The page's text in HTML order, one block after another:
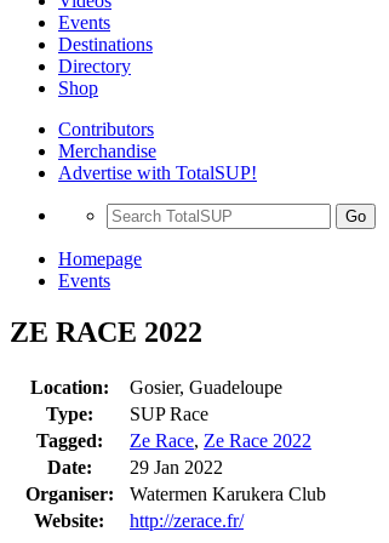
Events
Destinations
Directory
Shop
Contributors
Merchandise
Advertise with TotalSUP!
Go
Homepage
Events
ZE RACE 2022
Location:
Gosier, Guadeloupe
Type:
SUP Race
Tagged:
Ze Race, Ze Race 2022
Date:
29 Jan 2022
Organiser:
Watermen Karukera Club
Website:
http://zerace.fr/